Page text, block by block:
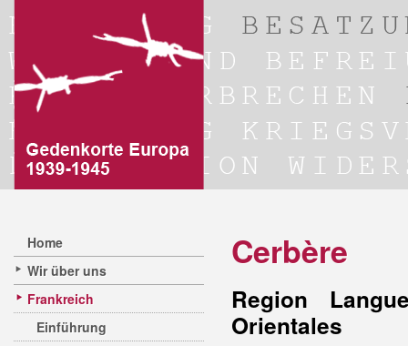
Home
Wir über uns
Frankreich
Einführung
Cerbère
Region
Orientales